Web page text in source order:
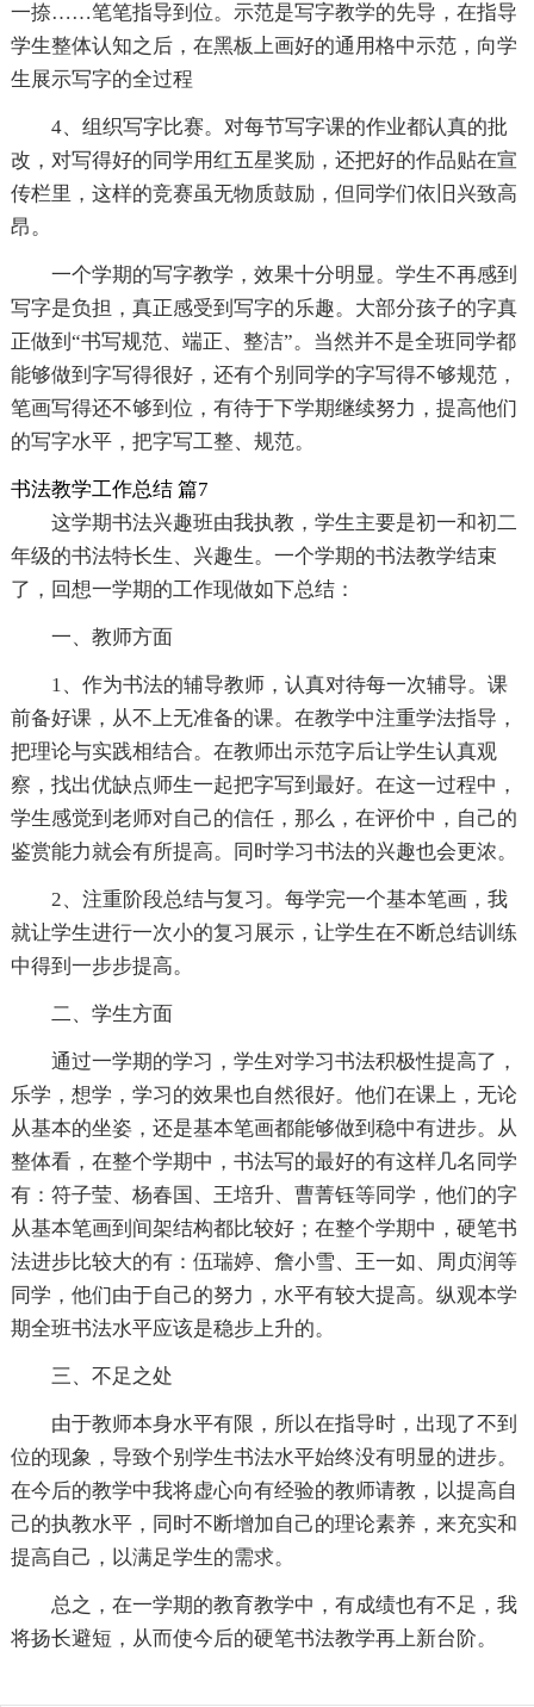
一捺……笔笔指导到位。示范是写字教学的先导，在指导
学生整体认知之后，在黑板上画好的通用格中示范，向学
生展示写字的全过程
4、组织写字比赛。对每节写字课的作业都认真的批
改，对写得好的同学用红五星奖励，还把好的作品贴在宣
传栏里，这样的竞赛虽无物质鼓励，但同学们依旧兴致高
昂。
一个学期的写字教学，效果十分明显。学生不再感到
写字是负担，真正感受到写字的乐趣。大部分孩子的字真
正做到“书写规范、端正、整洁”。当然并不是全班同学都
能够做到字写得很好，还有个别同学的字写得不够规范，
笔画写得还不够到位，有待于下学期继续努力，提高他们
的写字水平，把字写工整、规范。
书法教学工作总结 篇7
这学期书法兴趣班由我执教，学生主要是初一和初二
年级的书法特长生、兴趣生。一个学期的书法教学结束
了，回想一学期的工作现做如下总结：
一、教师方面
1、作为书法的辅导教师，认真对待每一次辅导。课
前备好课，从不上无准备的课。在教学中注重学法指导，
把理论与实践相结合。在教师出示范字后让学生认真观
察，找出优缺点师生一起把字写到最好。在这一过程中，
学生感觉到老师对自己的信任，那么，在评价中，自己的
鉴赏能力就会有所提高。同时学习书法的兴趣也会更浓。
2、注重阶段总结与复习。每学完一个基本笔画，我
就让学生进行一次小的复习展示，让学生在不断总结训练
中得到一步步提高。
二、学生方面
通过一学期的学习，学生对学习书法积极性提高了，
乐学，想学，学习的效果也自然很好。他们在课上，无论
从基本的坐姿，还是基本笔画都能够做到稳中有进步。从
整体看，在整个学期中，书法写的最好的有这样几名同学
有：符子莹、杨春国、王培升、曹菁钰等同学，他们的字
从基本笔画到间架结构都比较好；在整个学期中，硬笔书
法进步比较大的有：伍瑞婷、詹小雪、王一如、周贞润等
同学，他们由于自己的努力，水平有较大提高。纵观本学
期全班书法水平应该是稳步上升的。
三、不足之处
由于教师本身水平有限，所以在指导时，出现了不到
位的现象，导致个别学生书法水平始终没有明显的进步。
在今后的教学中我将虚心向有经验的教师请教，以提高自
己的执教水平，同时不断增加自己的理论素养，来充实和
提高自己，以满足学生的需求。
总之，在一学期的教育教学中，有成绩也有不足，我
将扬长避短，从而使今后的硬笔书法教学再上新台阶。